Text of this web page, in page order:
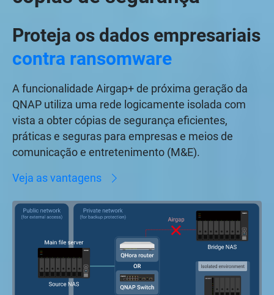
Proteja os dados empresariais
contra ransomware
A funcionalidade Airgap+ de próxima geração da
QNAP utiliza uma rede logicamente isolada com
vista a obter cópias de segurança eficientes,
práticas e seguras para empresas e meios de
comunicação e entretenimento (M&E).
Veja as vantagens